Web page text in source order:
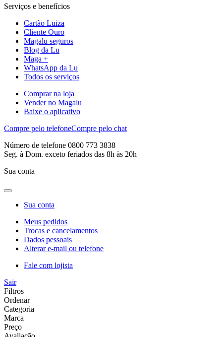
Serviços e benefícios
Cartão Luiza
Cliente Ouro
Magalu seguros
Blog da Lu
Maga +
WhatsApp da Lu
Todos os serviços
Comprar na loja
Vender no Magalu
Baixe o aplicativo
Compre pelo telefoneCompre pelo chat
Número de telefone 0800 773 3838
Seg. à Dom. exceto feriados das 8h às 20h
Sua conta
Sua conta
Meus pedidos
Trocas e cancelamentos
Dados pessoais
Alterar e-mail ou telefone
Fale com lojista
Sair
Filtros
Ordenar
Categoria
Marca
Preço